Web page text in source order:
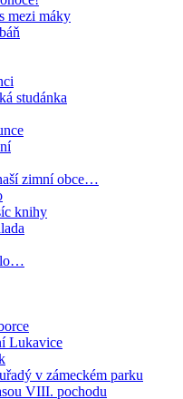
mezi máky
studánka
zimní obce…
knihy
Lukavice
v zámeckém parku
VIII. pochodu